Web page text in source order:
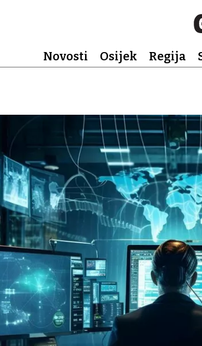
Novosti Osijek Regija